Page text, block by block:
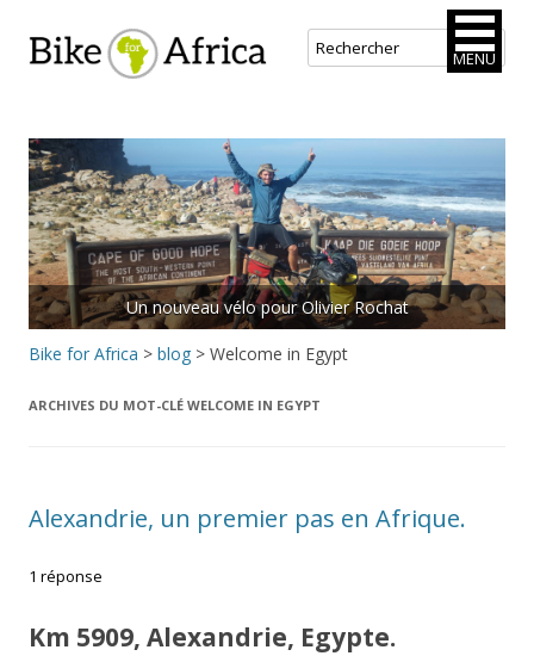
Bike for Africa
au
contenu
principal
Un nouveau vélo pour Olivier Rochat
Bike for Africa > blog > Welcome in Egypt
ARCHIVES DU MOT-CLÉ WELCOME IN EGYPT
Alexandrie, un premier pas en Afrique.
1 réponse
Km 5909, Alexandrie, Egypte.
MENU